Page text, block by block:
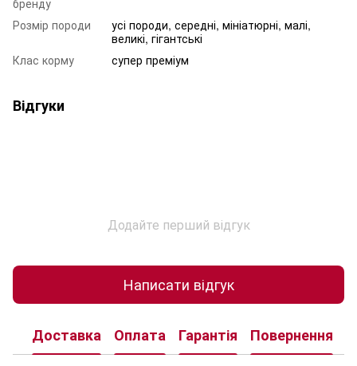
Розмір породи
усі породи, середні, мініатюрні, малі,
великі, гігантські
Клас корму
супер преміум
Відгуки
Додайте перший відгук
Написати відгук
Доставка Оплата Гарантія Повернення